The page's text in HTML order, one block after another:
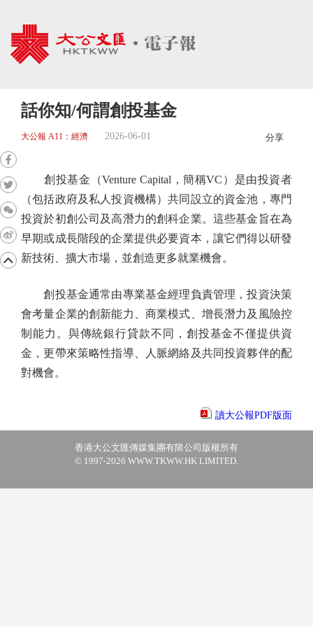
話你知/何謂創投基金
大公報 A11：經濟 2026-06-01 分享
創投基金（Venture Capital，簡稱VC）是由投資者
（包括政府及私人投資機構）共同設立的資金池，專門
投資於初創公司及高潛力的創科企業。這些基金旨在為
早期或成長階段的企業提供必要資本，讓它們得以研發
新技術、擴大市場，並創造更多就業機會。
創投基金通常由專業基金經理負責管理，投資決策
會考量企業的創新能力、商業模式、增長潛力及風險控
制能力。與傳統銀行貸款不同，創投基金不僅提供資
金，更帶來策略性指導、人脈網絡及共同投資夥伴的配
對機會。
讀大公報PDF版面
香港大公文匯傳媒集團有限公司版權所有
© 1997-2026 WWW.TKWW.HK LIMITED.